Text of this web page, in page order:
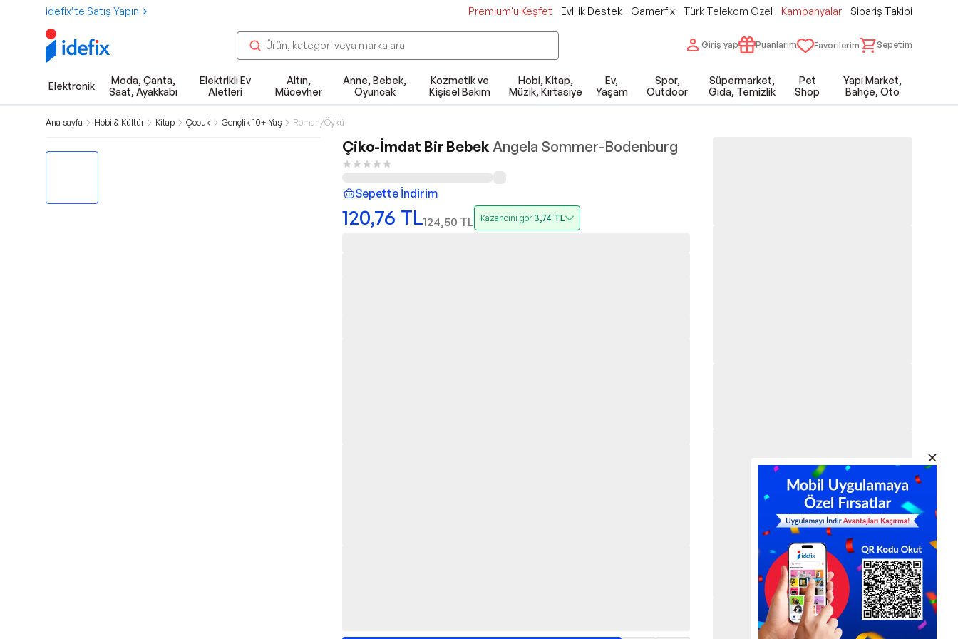
idefix’te Satış Yapın Premium'u Keşfet Evlilik Destek Gamerfix Türk Telekom Özel Kampanyalar Sipariş Takibi
Giriş yap Puanlarım Favorilerim Sepetim
Elektronik
Moda, Çanta,
Saat, Ayakkabı
Elektrikli Ev
Aletleri
Altın,
Mücevher
Anne, Bebek,
Oyuncak
Kozmetik ve
Kişisel Bakım
Hobi, Kitap,
Müzik, Kırtasiye
Ev,
Yaşam
Spor,
Outdoor
Süpermarket,
Gıda, Temizlik
Pet
Shop
Yapı Market,
Bahçe, Oto
Ana sayfa Hobi & Kültür Kitap Çocuk Gençlik 10+ Yaş Roman/Öykü
Çiko-İmdat Bir BebekAngela Sommer-Bodenburg
Sepette İndirim
120,76 TL124,50 TL Kazancını gör3,74 TL